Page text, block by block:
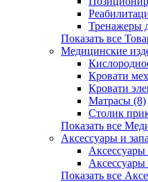
Тренажеры
Показать все
Медицинские
Кровати
Кровати
Матрасы (8)
Столик
Показать все
Аксессуары и
Аксессуары
Аксессуары
Показать все